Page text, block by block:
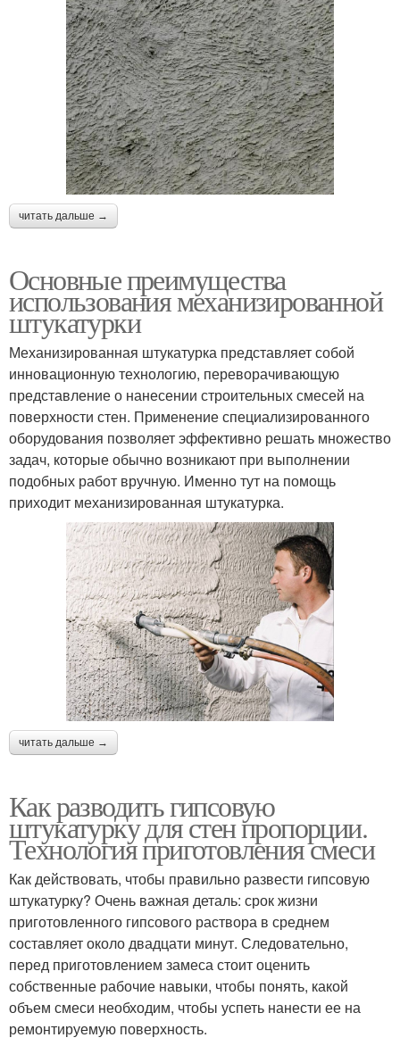
читать дальше →
Основные преимущества
использования механизированной
штукатурки
Механизированная штукатурка представляет собой
инновационную технологию, переворачивающую
представление о нанесении строительных смесей на
поверхности стен. Применение специализированного
оборудования позволяет эффективно решать множество
задач, которые обычно возникают при выполнении
подобных работ вручную. Именно тут на помощь
приходит механизированная штукатурка.
читать дальше →
Как разводить гипсовую
штукатурку для стен пропорции.
Технология приготовления смеси
Как действовать, чтобы правильно развести гипсовую
штукатурку? Очень важная деталь: срок жизни
приготовленного гипсового раствора в среднем
составляет около двадцати минут. Следовательно,
перед приготовлением замеса стоит оценить
собственные рабочие навыки, чтобы понять, какой
объем смеси необходим, чтобы успеть нанести ее на
ремонтируемую поверхность.